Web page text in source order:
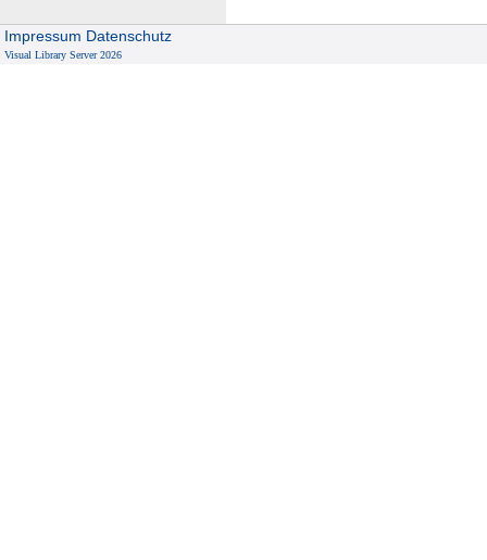
Impressum Datenschutz
Visual Library Server 2026